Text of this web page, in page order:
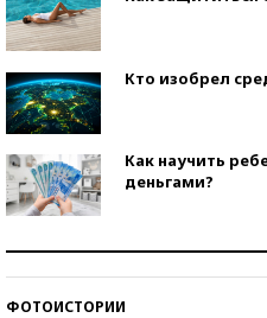
Кто изобрел
Как научить
деньгами?
ФОТОИСТОРИИ